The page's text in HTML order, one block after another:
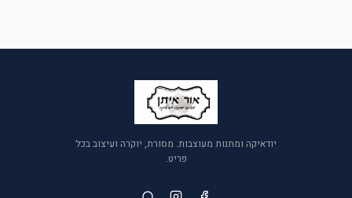
יודאיקה ומתנות מעוצבות. מסורת, יוקרה ועיצוב בכל
פריט.